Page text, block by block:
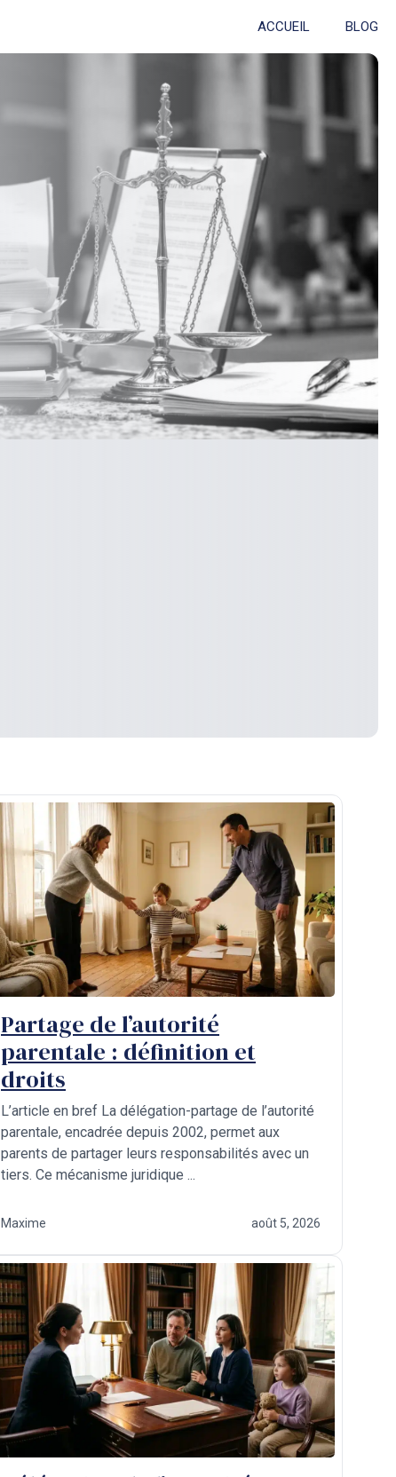
ACCUEIL BLOG
Partage de l’autorité
parentale : définition et
droits
L’article en bref La délégation-partage de l’autorité
parentale, encadrée depuis 2002, permet aux
parents de partager leurs responsabilités avec un
tiers. Ce mécanisme juridique ...
Maxime août 5, 2026